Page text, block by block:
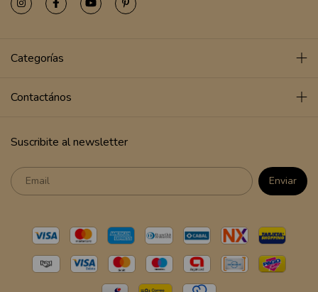
Categorías
Contactános
Suscribite al newsletter